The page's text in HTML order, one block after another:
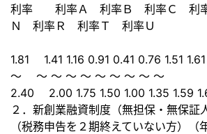
利率 利率Ａ 利率Ｂ 利率Ｃ 利
Ｎ 利率Ｒ 利率Ｔ 利率Ｕ
1.81 1.41 1.16 0.91 0.41 0.76 1.51 1.61
～ ～ ～ ～ ～ ～ ～ ～ ～ ～
2.40 2.00 1.75 1.50 1.00 1.35 1.59
２．新創業融資制度（無担保・無保証
（税務申告を２期終えていない方）（